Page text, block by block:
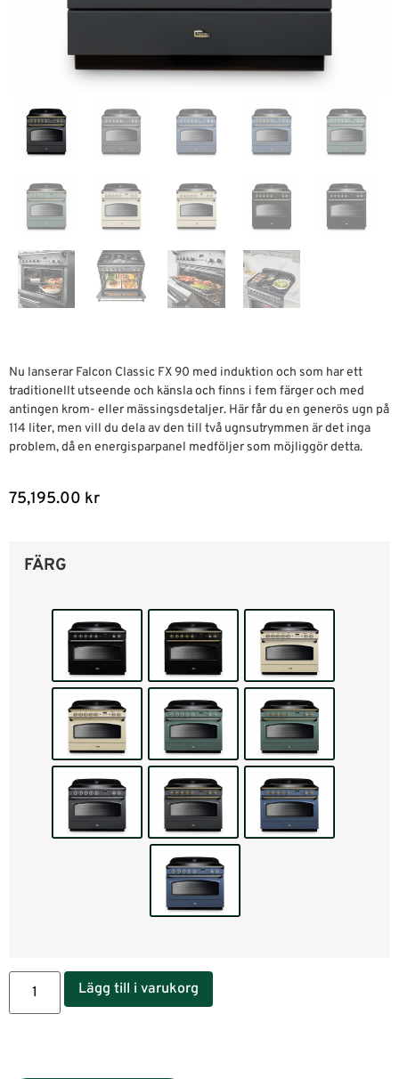
Nu lanserar Falcon Classic FX 90 med induktion och som harett
traditionellt utseende och känsla och finns i fem färger och med
antingen krom- eller mässingsdetaljer. Här får du en generös ugn på
114 liter, men vill du dela av den till två ugnsutrymmen är det inga
problem, då en energisparpanel medföljer som möjliggör detta.
75,195.00 kr
FÄRG
Lägg till i varukorg